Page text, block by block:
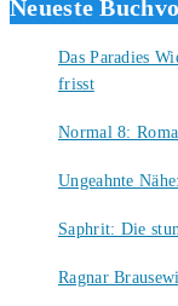
Neueste
Das Paradies
frisst
Normal 8:
Ungeahnte
Saphrit: Die
Ragnar